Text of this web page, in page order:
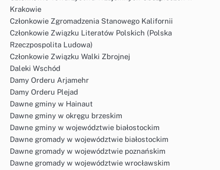
Krakowie
Członkowie Zgromadzenia Stanowego Kalifornii
Członkowie Związku Literatów Polskich (Polska
Rzeczpospolita Ludowa)
Członkowie Związku Walki Zbrojnej
Daleki Wschód
Damy Orderu Arjamehr
Damy Orderu Plejad
Dawne gminy w Hainaut
Dawne gminy w okręgu brzeskim
Dawne gminy w województwie białostockim
Dawne gromady w województwie białostockim
Dawne gromady w województwie poznańskim
Dawne gromady w województwie wrocławskim